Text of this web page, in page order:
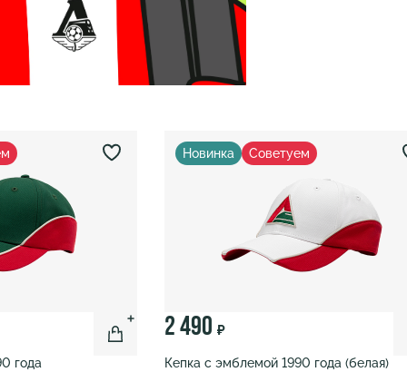
года
Новинка Советуем
2 490 ₽
Кепка с эмблемой 1990 года (белая)